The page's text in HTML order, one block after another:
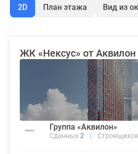
2D План этажа Вид из
ЖК «Нексус» от Аквилон
Группа «Аквилон»
Сданных 2 | Строящихся